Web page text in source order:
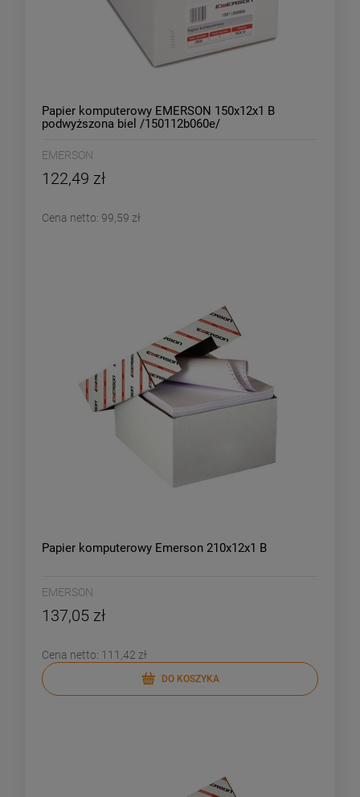
Papier komputerowy EMERSON 150x12x1 B
podwyższona biel /150112b060e/
EMERSON
122,49 zł
Cena netto: 99,59 zł
Papier komputerowy Emerson 210x12x1 B
EMERSON
137,05 zł
Cena netto: 111,42 zł
DO KOSZYKA